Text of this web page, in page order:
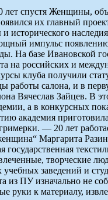
лет спустя Женщины,
их главный
импульс
На базе Ивановской
на российских и
клуба получили
работы салона, и в
Вячеслав Зайцев. В
а в конкурсных
академия
— 20 лет
Маргарита
творческие
учебных заведений и
ПУ изначально не
к материалу,